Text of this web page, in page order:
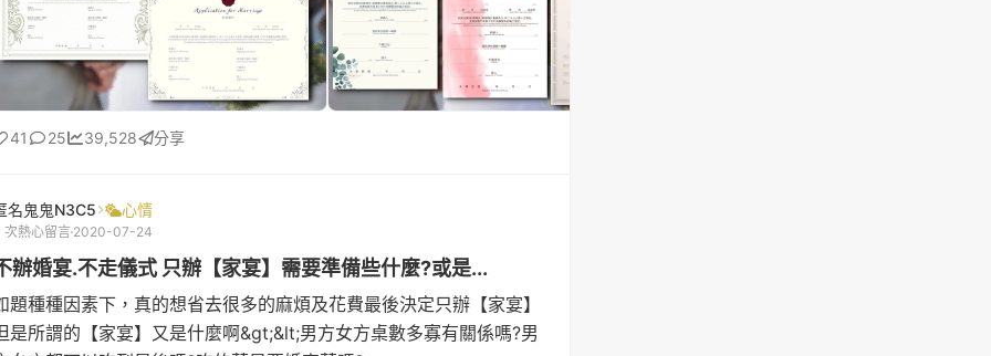
41 25 39,528 分享
名鬼鬼N3C5 心情
次熱心留言 2020-07-24
辦婚宴.不走儀式 只辦【家宴】需要準備些什麼?或是...
題種種因素下，真的想省去很多的麻煩及花費最後決定只辦【家宴】
是所謂的【家宴】又是什麼啊&gt;&lt;男方女方桌數多寡有關係嗎?男